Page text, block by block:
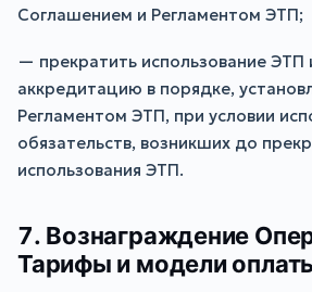
Соглашением и Регламентом ЭТП;
— прекратить использование ЭТП
аккредитацию в порядке,
Регламентом ЭТП, при условии
обязательств, возникших до
использования ЭТП.
7. Вознаграждение
Тарифы и модели